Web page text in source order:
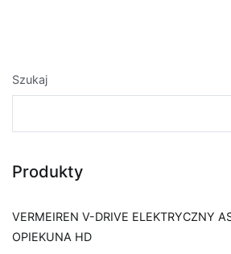
Szukaj
Produkty
VERMEIREN V-DRIVE ELEKTRYCZNY
OPIEKUNA HD